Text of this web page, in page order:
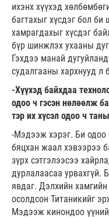
ихэнх хүүхэд
багтахыг хүсдэг бол
хамрагдахыг хүсдэг
бүр шинжлэх ухааны
Гэхдээ манай
судалгааны хархнууд
-Хүүхэд байхдаа
одоо ч гэсэн нөлөөлж
тэр их хүсэл одоо ч
-Мэдээж хэрэг. Би одоо
бяцхан жаал хэвээрээ
зүрх сэтгэлээсээ
дурлалаасаа урвахгүй.
явдаг. Дэлхийн хамгийн
осолдсон Титаникийг
Мэдээж кинондоо